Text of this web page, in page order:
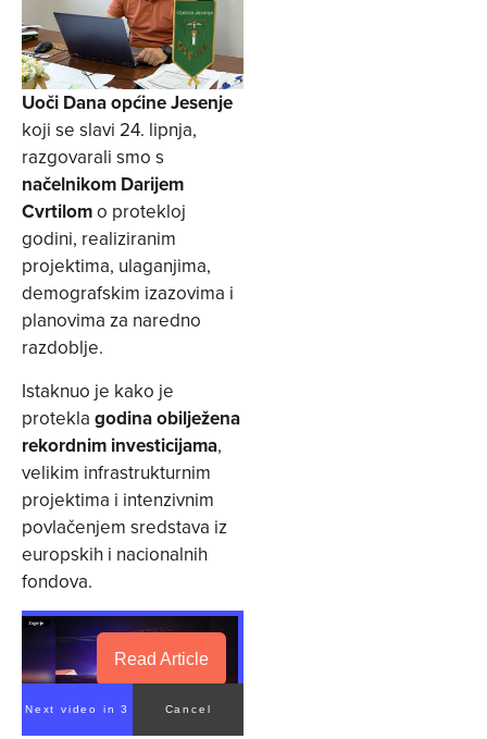
Uoči Dana općine Jesenje
koji se slavi 24. lipnja,
razgovarali smo s
načelnikom Darijem
Cvrtilomo protekloj
godini, realiziranim
projektima, ulaganjima,
demografskim izazovima i
planovima za naredno
razdoblje.
Istaknuo je kako je
protekla godina obilježena
rekordnim investicijama,
velikim infrastrukturnim
projektima i intenzivnim
povlačenjem sredstava iz
europskih i nacionalnih
fondova.
Read Article
Next video in 2 Cancel